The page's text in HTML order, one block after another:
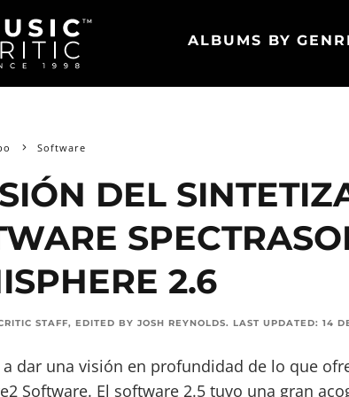
ALBUMS BY
Software
DEL
2.6
STAFF, EDITED BY JOSH REYNOLDS. LAST UPDATED: 14
a dar una visión en profundidad de lo que
Software. El software 2.5 tuvo una gran